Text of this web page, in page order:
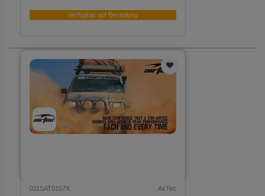
Verfügbar auf Bestellung
011SAT0157X AirTec